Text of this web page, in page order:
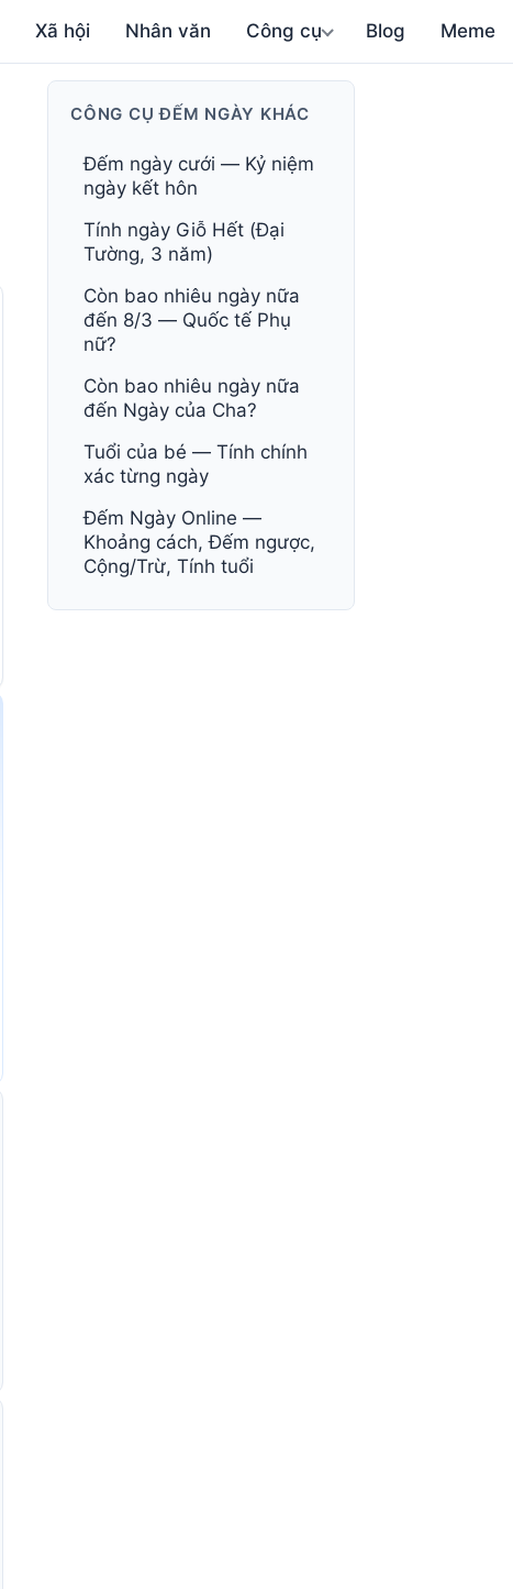
Xã hội Nhân văn Công cụ Blog Meme
CÔNG CỤ ĐẾM NGÀY KHÁC
Đếm ngày cưới — Kỷ niệm
ngày kết hôn
Tính ngày Giỗ Hết (Đại
Tường, 3 năm)
Còn bao nhiêu ngày nữa
đến 8/3 — Quốc tế Phụ
nữ?
Còn bao nhiêu ngày nữa
đến Ngày của Cha?
Tuổi của bé — Tính chính
xác từng ngày
Đếm Ngày Online —
Khoảng cách, Đếm ngược,
Cộng/Trừ, Tính tuổi